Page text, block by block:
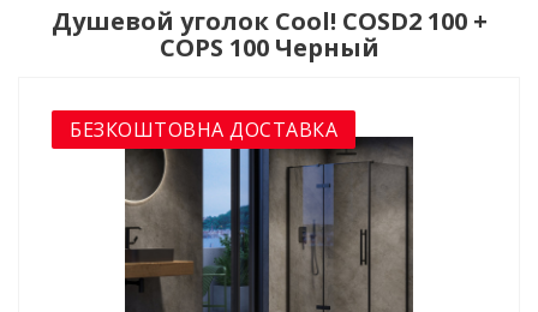
Душевой уголок Cool! COSD2 100 +
COPS 100 Черный
БЕЗКОШТОВНА ДОСТАВКА